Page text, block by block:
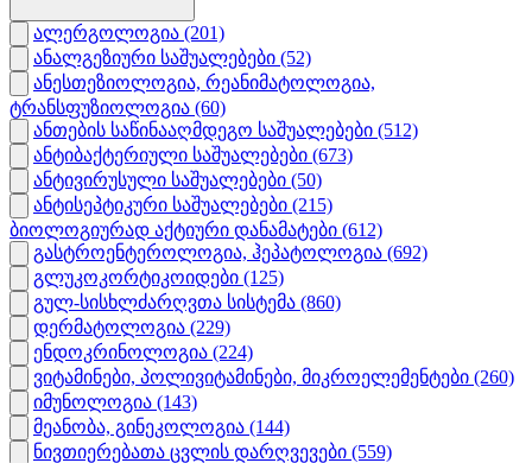
ალერგოლოგია (201)
ანალგეზიური საშუალებები (52)
ანესთეზიოლოგია, რეანიმატოლოგია,
ტრანსფუზიოლოგია (60)
ანთების საწინააღმდეგო საშუალებები (512)
ანტიბაქტერიული საშუალებები (673)
ანტივირუსული საშუალებები (50)
ანტისეპტიკური საშუალებები (215)
ბიოლოგიურად აქტიური დანამატები (612)
გასტროენტეროლოგია, ჰეპატოლოგია (692)
გლუკოკორტიკოიდები (125)
გულ-სისხლძარღვთა სისტემა (860)
დერმატოლოგია (229)
ენდოკრინოლოგია (224)
ვიტამინები, პოლივიტამინები, მიკროელემენტები (260)
იმუნოლოგია (143)
მეანობა, გინეკოლოგია (144)
ნივთიერებათა ცვლის დარღვევები (559)